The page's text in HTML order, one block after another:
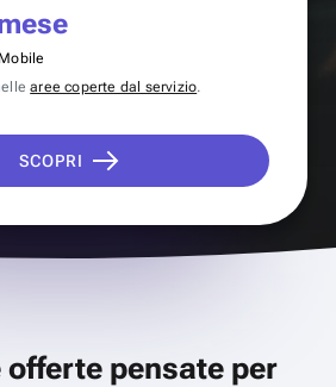
aree coperte dal servizio.
SCOPRI
offerte pensate per